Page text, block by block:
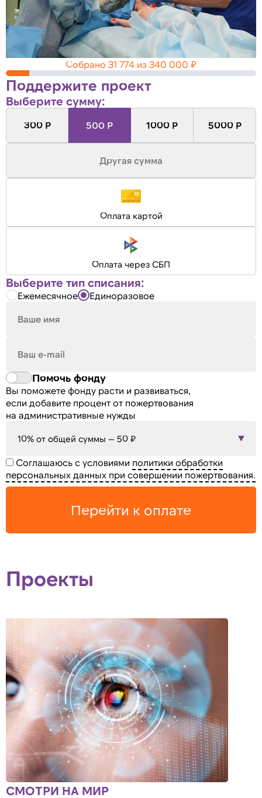
Собрано 31 774 из 340 000 ₽
Поддержите проект
Выберите сумму:
300 Р 500 Р 1000 Р 5000 Р
Оплата картой
Оплата через СБП
Выберите тип списания:
Ежемесячное Единоразовое
Помочь фонду
Вы поможете фонду расти и развиваться,
если добавите процент от пожертвования
на административные нужды
10% от общей суммы — 50 ₽
Соглашаюсь с условиями политики обработки
персональных данных при совершении пожертвования.
Перейти к оплате
Проекты
СМОТРИ НА МИР